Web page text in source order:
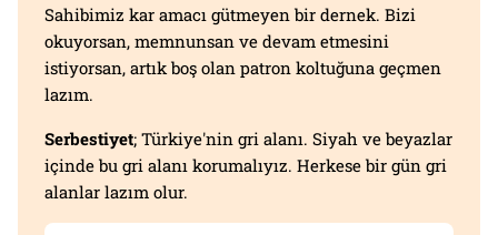
Sahibimiz kar amacı gütmeyen bir dernek. Bizi
okuyorsan, memnunsan ve devam etmesini
istiyorsan, artık boş olan patron koltuğuna geçmen
lazım.
Serbestiyet; Türkiye'nin gri alanı. Siyah ve beyazlar
içinde bu gri alanı korumalıyız. Herkese bir gün gri
alanlar lazım olur.